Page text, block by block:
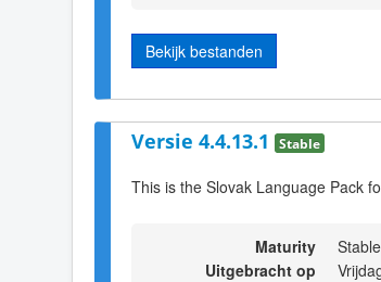
Bekijk bestanden
Versie 4.4.13.1 Stable
This is the Slovak Language Pack
Maturity
Stable
Uitgebracht op